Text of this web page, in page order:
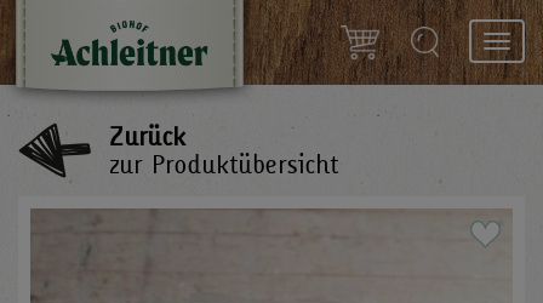
Zurück
zur Produktübersicht